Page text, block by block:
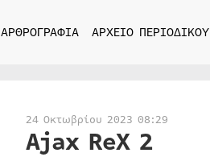
ΑΡΘΡΟΓΡΑΦΙΑ ΑΡΧΕΙΟ ΠΕΡΙΟΔΙΚΟΥ
24 Οκτωβρίου 2023 08:29
Ajax ReX 2